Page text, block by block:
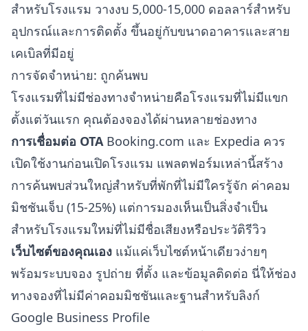
สำหรับโรงแรม วางงบ 5,000-15,000 ดอลลาร์สำหรับ
อุปกรณ์และการติดตั้ง ขึ้นอยู่กับขนาดอาคารและสาย
เคเบิลที่มีอยู่
การจัดจำหน่าย: ถูกค้นพบ
โรงแรมที่ไม่มีช่องทางจำหน่ายคือโรงแรมที่ไม่มีแขก
ตั้งแต่วันแรก คุณต้องจองได้ผ่านหลายช่องทาง
การเชื่อมต่อ OTABooking.com และ Expedia ควร
เปิดใช้งานก่อนเปิดโรงแรม แพลตฟอร์มเหล่านี้สร้าง
การค้นพบส่วนใหญ่สำหรับที่พักที่ไม่มีใครรู้จัก ค่าคอม
มิชชันเจ็บ (15-25%) แต่การมองเห็นเป็นสิ่งจำเป็น
สำหรับโรงแรมใหม่ที่ไม่มีชื่อเสียงหรือประวัติรีวิว
เว็บไซต์ของคุณเอง แม้แค่เว็บไซต์หน้าเดียวง่ายๆ
พร้อมระบบจอง รูปถ่าย ที่ตั้ง และข้อมูลติดต่อ นี่ให้ช่อง
ทางจองที่ไม่มีค่าคอมมิชชันและฐานสำหรับลิงก์
Google Business Profile